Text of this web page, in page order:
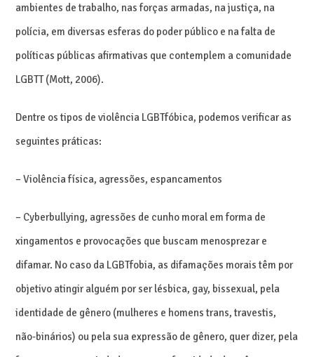
ambientes de trabalho, nas forças armadas, na justiça, na
polícia, em diversas esferas do poder público e na falta de
políticas públicas afirmativas que contemplem a comunidade
LGBTT (Mott, 2006).
Dentre os tipos de violência LGBTfóbica, podemos verificar as
seguintes práticas:
– Violência física, agressões, espancamentos
– Cyberbullying, agressões de cunho moral em forma de
xingamentos e provocações que buscam menosprezar e
difamar. No caso da LGBTfobia, as difamações morais têm por
objetivo atingir alguém por ser lésbica, gay, bissexual, pela
identidade de gênero (mulheres e homens trans, travestis,
não-binários) ou pela sua expressão de gênero, quer dizer, pela